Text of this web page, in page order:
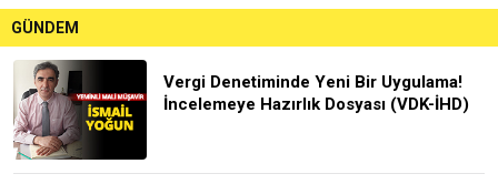
GÜNDEM
Vergi Denetiminde Yeni Bir Uygulama!
İncelemeye Hazırlık Dosyası (VDK-İHD)